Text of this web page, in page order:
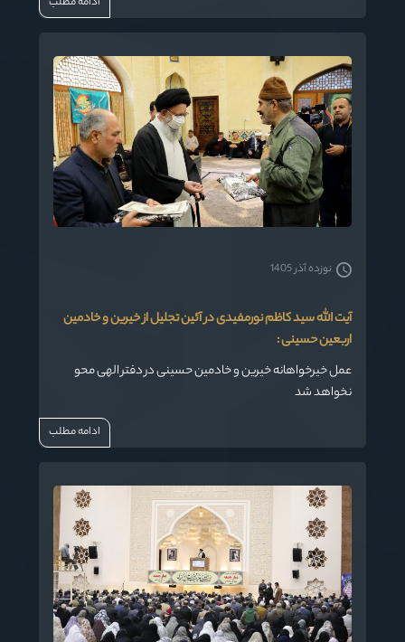
آیت الله سید کاظم نورمفیدی در آئین تجلیل از خیرین و خادمین
اربعین حسینی :
عمل خیرخواهانه خیرین و خادمین حسینی در دفتر الهی محو
نخواهد شد
نوزده آذر 1405
ادامه مطلب